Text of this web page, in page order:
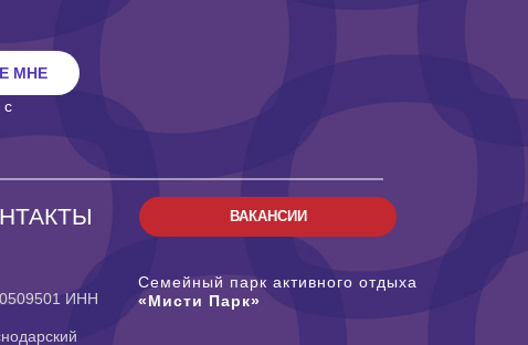
с
МНЕ
ИНН
Семейный парк активного отдыха
«Мисти Парк»
ВАКАНСИИ